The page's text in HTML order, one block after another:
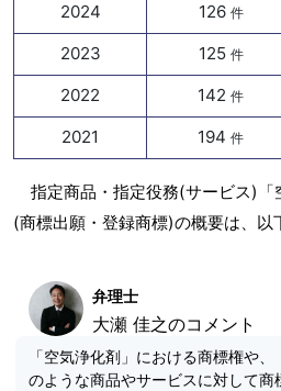
2024 126 件
2023 125 件
2022 142 件
2021 194 件
指定商品・指定役務(サービス)
(商標出願・登録商標)の概要は、以
弁理士
大瀬 佳之のコメント
「空気浄化剤」における商標権や
のような商品やサービスに対して